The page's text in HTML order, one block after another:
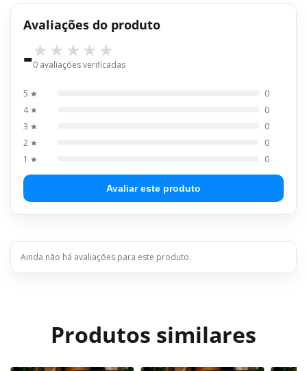
Avaliações do produto
-0 avaliações verificadas
5 ★
0
4 ★
0
3 ★
0
2 ★
0
1 ★
0
Avaliar este produto
Ainda não há avaliações para este produto.
Produtos similares